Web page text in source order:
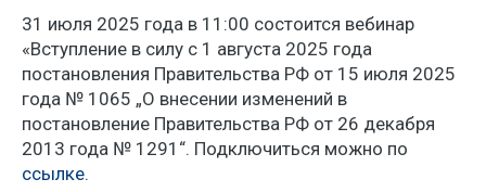
31 июля 2025 года в 11:00 состоится вебинар
«Вступление в силу с 1 августа 2025 года
постановления Правительства РФ от 15 июля 2025
года № 1065 „О внесении изменений в
постановление Правительства РФ от 26 декабря
2013 года № 1291“. Подключиться можно по
ссылке.